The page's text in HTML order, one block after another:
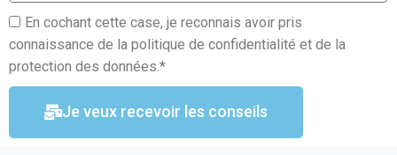
En cochant cette case, je reconnais avoir pris
connaissance de la politique de confidentialité et de la
protection des données.*
Je veux recevoir les conseils